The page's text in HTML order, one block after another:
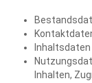
Inhaltsdaten
Inhalten,